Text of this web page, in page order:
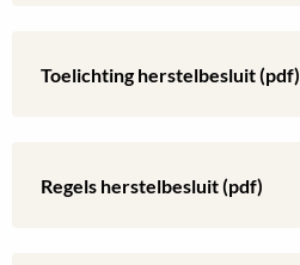
Kwaliteitsplan
Toelichting herstelbesluit (pdf)
Lees
Regels herstelbesluit (pdf)
Lees